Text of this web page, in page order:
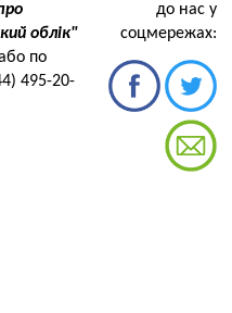
облік"
по
495-20-
до нас у
соцмережах: